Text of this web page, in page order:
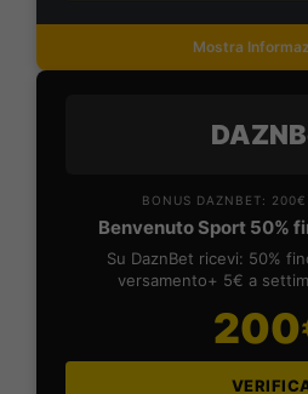
Mostra
BONUS DAZNBET:
Benvenuto Sport 50%
Su DaznBet ricevi: 50%
versamento+ 5€ a